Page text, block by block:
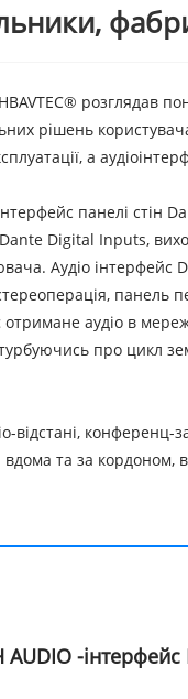
розглядав
рішень
а
панелі стін
Digital Inputs,
Аудіо
панель
аудіо в
про цикл
відстані,
та за кордоном,
AUDIO -